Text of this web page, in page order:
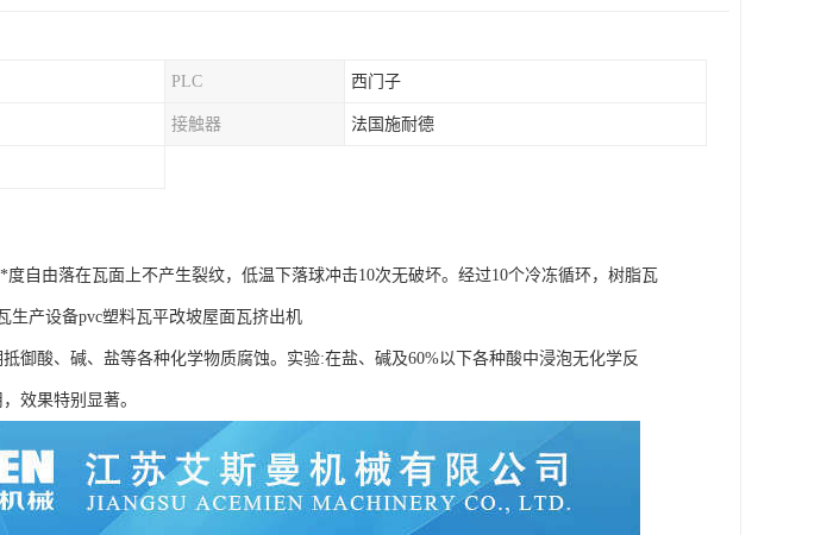
PLC 西门子
接触器 法国施耐德
自由落在瓦面上不产生裂纹，低温下落球冲击10次无破坏。经过10个冷冻循环，树脂瓦
生产设备pvc塑料瓦平改坡屋面瓦挤出机
御酸、碱、盐等各种化学物质腐蚀。实验:在盐、碱及60%以下各种酸中浸泡无化学反
效果特别显著。